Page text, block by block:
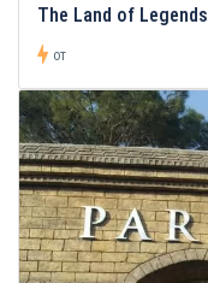
The Land of Legends
от